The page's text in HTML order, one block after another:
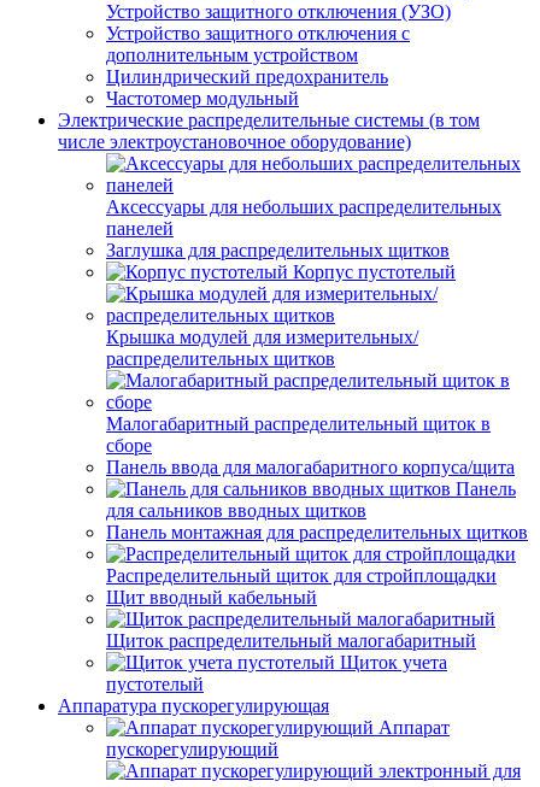
Устройство защитного отключения (УЗО)
Устройство защитного отключения с
дополнительным устройством
Цилиндрический предохранитель
Частотомер модульный
Электрические распределительные системы (в том
числе электроустановочное оборудование)
Аксессуары для небольших распределительных
панелей
Заглушка для распределительных щитков
Корпус пустотелый
Крышка модулей для измерительных/
распределительных щитков
Малогабаритный распределительный щиток в
сборе
Панель ввода для малогабаритного корпуса/щита
Панель
для сальников вводных щитков
Панель монтажная для распределительных щитков
Распределительный щиток для стройплощадки
Щит вводный кабельный
Щиток распределительный малогабаритный
Щиток учета
пустотелый
Аппаратура пускорегулирующая
Аппарат
пускорегулирующий